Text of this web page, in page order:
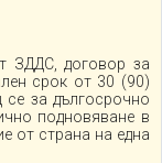
ЗДДС, договор за
срок от 30 (90)
се за дългосрочно
подновяване в
от страна на една